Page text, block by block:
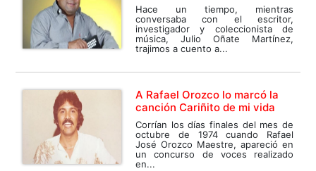
Hace un tiempo, mientras
conversaba con el escritor,
investigador y coleccionista de
música, Julio Oñate Martínez,
trajimos a cuento a...
A Rafael Orozco lo marcó la
canción Cariñito de mi vida
Corrían los días finales del mes de
octubre de 1974 cuando Rafael
José Orozco Maestre, apareció en
un concurso de voces realizado
en...